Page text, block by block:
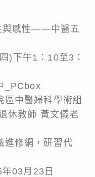
與感性——中醫五
)下午1：10至3：
_PCbox
區中醫婦科學術組
休教師 黃文儀老
進修網，研習代
03月23日